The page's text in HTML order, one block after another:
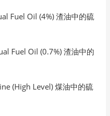
Fuel Oil (4%) 渣油中的硫
Fuel Oil (0.7%) 渣油中的
(High Level) 煤油中的硫